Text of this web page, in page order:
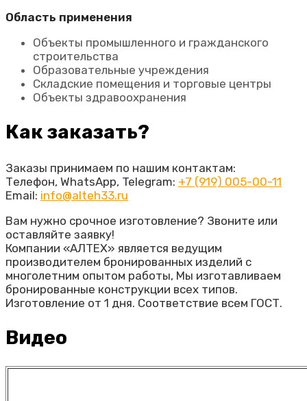
Область применения
Объекты промышленного и гражданского
строительства
Образовательные учреждения
Складские помещения и торговые центры
Объекты здравоохранения
Как заказать?
Заказы принимаем по нашим контактам:
Телефон, WhatsApp, Telegram: +7 (919) 005-00-11
Email: info@alteh33.ru
Вам нужно срочное изготовление? Звоните или
оставляйте заявку!
Компании «АЛТЕХ» является ведущим
производителем бронированных изделий с
многолетним опытом работы, Мы изготавливаем
бронированные конструкции всех типов.
Изготовление от 1 дня. Соответствие всем ГОСТ.
Видео